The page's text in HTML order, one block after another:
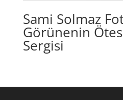
Sami Solmaz
Görünenin
Sergisi